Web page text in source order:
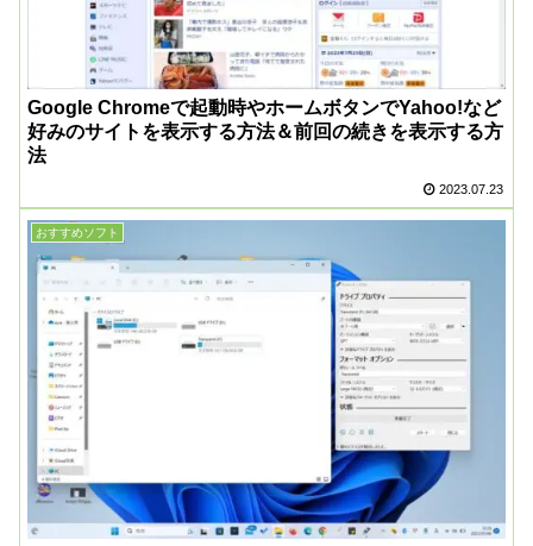
Google Chromeで起動時やホームボタンでYahoo!など
好みのサイトを表示する方法＆前回の続きを表示する方
法
2023.07.23
おすすめソフト